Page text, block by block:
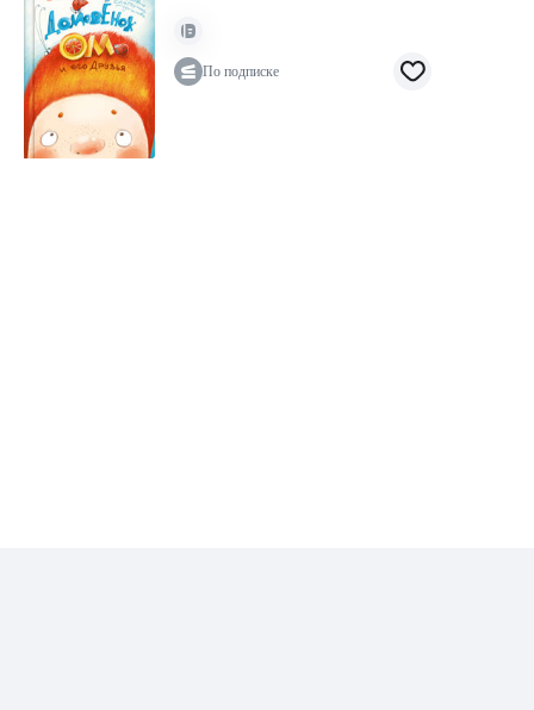
По подписке